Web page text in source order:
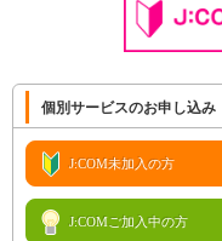
個別サービスのお申し込み
J:COM未加入の方
J:COMご加入中の方